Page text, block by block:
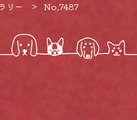
リー No.7487